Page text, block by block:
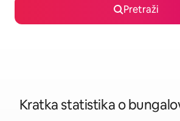
Pretraži
Kratka statistika o